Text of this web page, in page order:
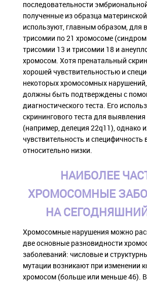
последовательности
полученные из образца
используют, главным образом, для
трисомии по 21 хромосоме
трисомии 13 и трисомии 18 и
хромосом. Хотя пренатальный
хорошей чувствительностью и
некоторых хромосомных
должны быть подтверждены с
диагностического теста. Его
скринингового теста для
(например, делеция 22q11), однако
чувствительность и специфичность
относительно низки.
НАИБОЛЕЕ
ХРОМОСОМНЫЕ
НА
Хромосомные нарушения можно
две основные разновидности
заболеваний: числовые и
мутации возникают при изменении
хромосом (больше или меньше 46).